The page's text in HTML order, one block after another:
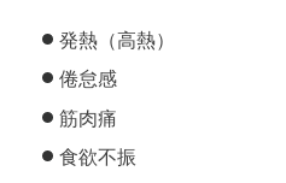
発熱（高熱）
倦怠感
筋肉痛
食欲不振